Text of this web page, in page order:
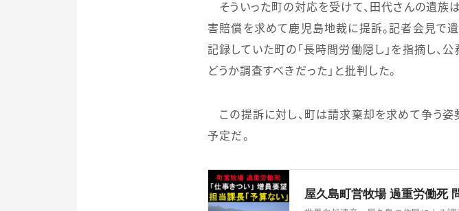
そういった町の対応を受けて、田代さんの遺族は
害賠償を求めて鹿児島地裁に提訴。記者会見で
記録していた町の「長時間労働隠し」を指摘し、
どうか調査すべきだった」と批判した。
この提訴に対し、町は請求棄却を求めて争う姿
予定だ。